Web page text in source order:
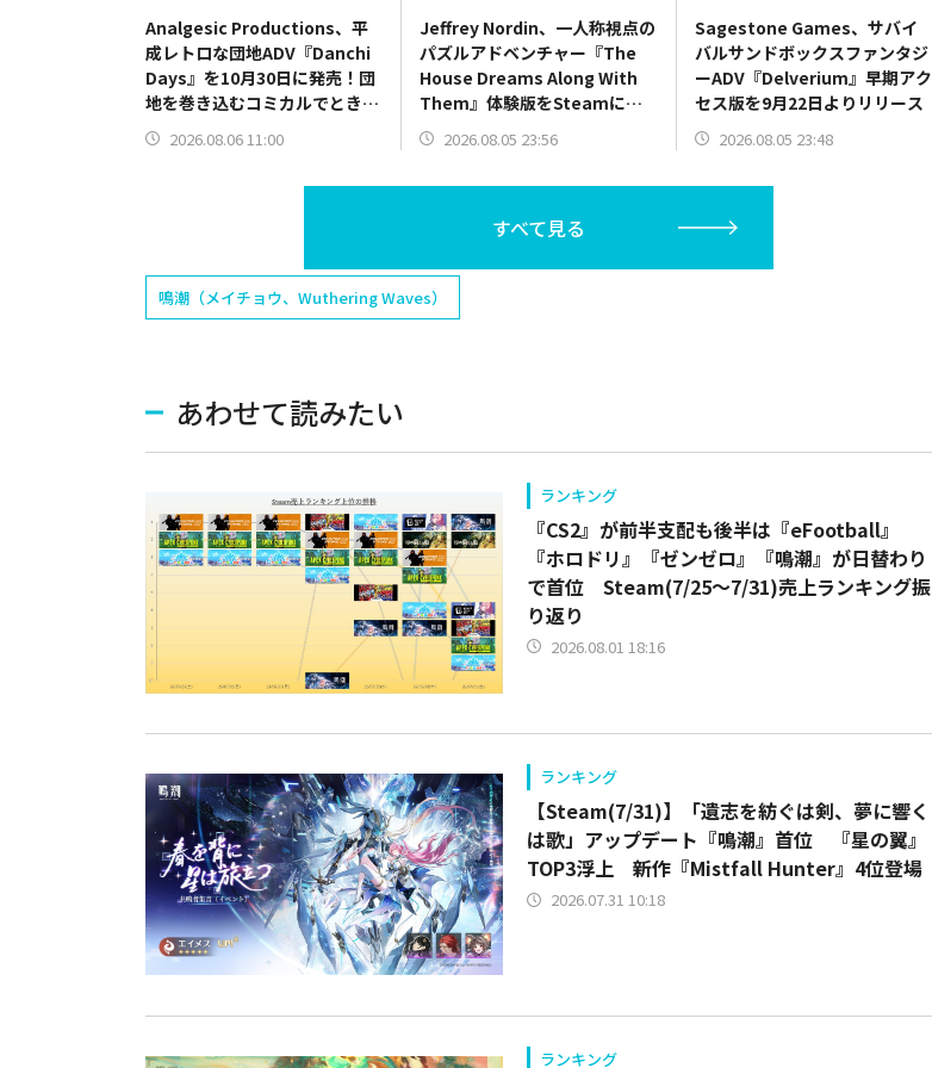
Analgesic Productions、平
成レトロな団地ADV『Danchi
Days』を10月30日に発売！団
地を巻き込むコミカルでときど
きシリアスな物語
2026.08.06 11:00
Jeffrey Nordin、一人称視点の
パズルアドベンチャー『The
House Dreams Along With
Them』体験版をSteamにて
リリース
2026.08.05 23:56
Sagestone Games、サバイ
バルサンドボックスファンタジ
ーADV『Delverium』早期アク
セス版を9月22日よりリリース
2026.08.05 23:48
すべて見る
鳴潮（メイチョウ、Wuthering Waves）
あわせて読みたい
ランキング
『CS2』が前半支配も後半は『eFootball』
『ホロドリ』『ゼンゼロ』『鳴潮』が日替わり
で首位 Steam(7/25～7/31)売上ランキング振
り返り
2026.08.01 18:16
ランキング
【Steam(7/31)】「遺志を紡ぐは剣、夢に響く
は歌」アップデート『鳴潮』首位 『星の翼』
TOP3浮上 新作『Mistfall Hunter』4位登場
2026.07.31 10:18
ランキング